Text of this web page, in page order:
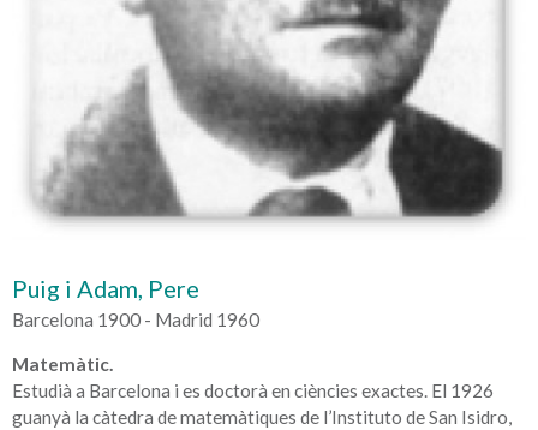
Puig i Adam, Pere
Barcelona 1900 - Madrid 1960
Matemàtic.
Estudià a Barcelona i es doctorà en ciències exactes. El 1926
guanyà la càtedra de matemàtiques de l’Instituto de San Isidro,